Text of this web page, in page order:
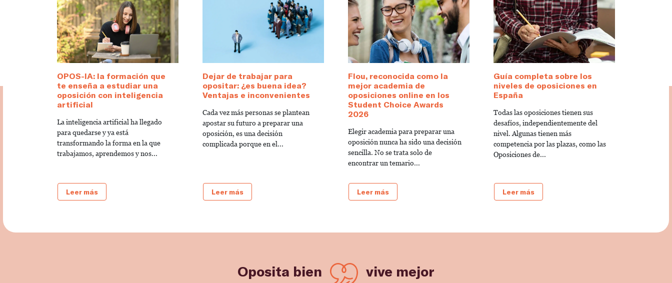
OPOS-IA: la formación que
te enseña a estudiar una
oposición con inteligencia
artificial
La inteligencia artificial ha llegado
para quedarse y ya está
transformando la forma en la que
trabajamos, aprendemos y nos...
Leer más
Dejar de trabajar para
opositar: ¿es buena idea?
Ventajas e inconvenientes
Cada vez más personas se plantean
apostar su futuro a preparar una
oposición, es una decisión
complicada porque en el...
Leer más
Flou, reconocida como la
mejor academia de
oposiciones online en los
Student Choice Awards
2026
Elegir academia para preparar una
oposición nunca ha sido una decisión
sencilla. No se trata solo de
encontrar un temario...
Leer más
Guía completa sobre los
niveles de oposiciones en
España
Todas las oposiciones tienen sus
desafíos, independientemente del
nivel. Algunas tienen más
competencia por las plazas, como las
Oposiciones de...
Leer más
Oposita bien vive mejor